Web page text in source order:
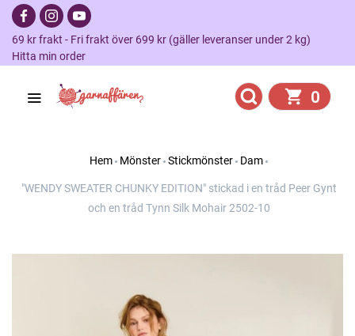
69 kr frakt - Fri frakt över 699 kr (gäller leveranser under 2 kg)
Hitta min order
0
Hem Mönster Stickmönster Dam
"WENDY SWEATER CHUNKY EDITION" stickad i en tråd Peer Gynt
och en tråd Tynn Silk Mohair 2502-10